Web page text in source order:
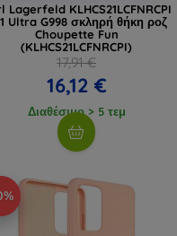
Lagerfeld KLHCS21LCFNRCPI
Ultra G998 σκληρή θήκη ροζ
Choupette Fun
(KLHCS21LCFNRCPI)
17,91 €
16,12 €
Διαθέσιμο > 5 τεμ